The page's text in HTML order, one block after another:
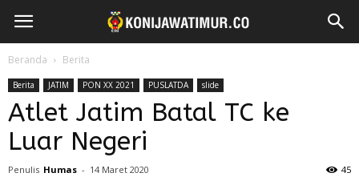
Beranda Berita
Berita JATIM PON XX 2021 PUSLATDA slide
Atlet Jatim Batal TC ke
Luar Negeri
Penulis Humas - 14 Maret 2020 45